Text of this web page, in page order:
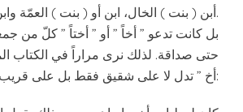
أبن ( بنت ) الخال، ابن أو ( بنت ) العمّة وابن ( بنت الخالة).
بل كانت تدعو ” أخاً ” أو ” أختاً ” كلّ من
حتى صداقة. لذلك نرى مراراً في الكتاب
أخ ” تدل لا على شقيق فقط بل على قريب بالدم أيضاً: